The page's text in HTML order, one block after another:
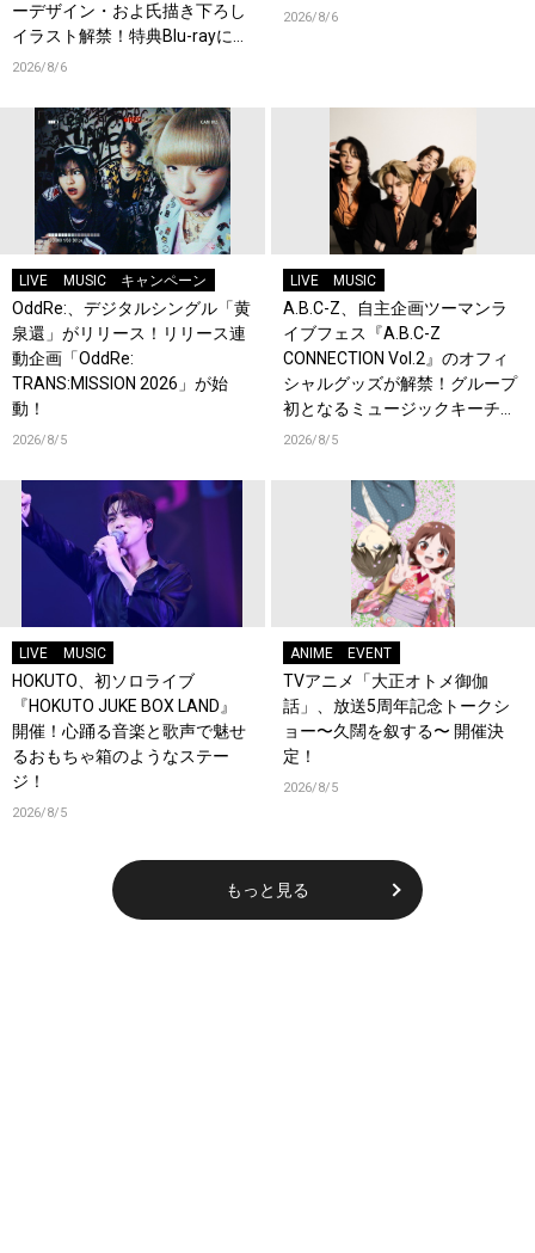
ーデザイン・およ氏描き下ろし
イラスト解禁！特典Blu-rayには
『HAMAツアーズ全体会議』が
2026/8/6
2026/8/6
LIVE MUSIC キャンペーン
OddRe:、デジタルシングル「黄
泉還」がリリース！リリース連
動企画「OddRe:
TRANS:MISSION 2026」が始
動！
2026/8/5
LIVE MUSIC
A.B.C-Z、自主企画ツーマンラ
イブフェス『A.B.C-Z
CONNECTION Vol.2』のオフィ
シャルグッズが解禁！グループ
初となるミュージックキーチェ
ーンが登場！
2026/8/5
LIVE MUSIC
HOKUTO、初ソロライブ
『HOKUTO JUKE BOX LAND』
開催！心踊る音楽と歌声で魅せ
るおもちゃ箱のようなステー
ジ！
2026/8/5
ANIME EVENT
TVアニメ「大正オトメ御伽
話」、放送5周年記念トークシ
ョー〜久闊を叙する〜 開催決
定！
2026/8/5
もっと見る